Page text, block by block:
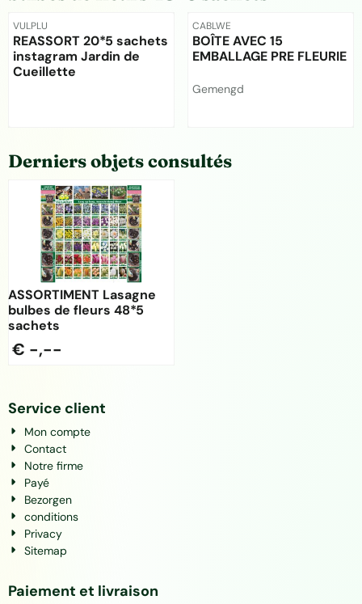
Référence
VULPLU
REASSORT 20*5 sachets
instagram Jardin de
Cueillette
Référence
CABLWE
BOÎTE AVEC 15
EMBALLAGE PRE FLEURIE
Marque :
Gemengd
Derniers objets consultés
ASSORTIMENT Lasagne
bulbes de fleurs 48*5
sachets
€ -,--
Service client
Mon compte
Contact
Notre firme
Payé
Bezorgen
conditions
Privacy
Sitemap
Paiement et livraison